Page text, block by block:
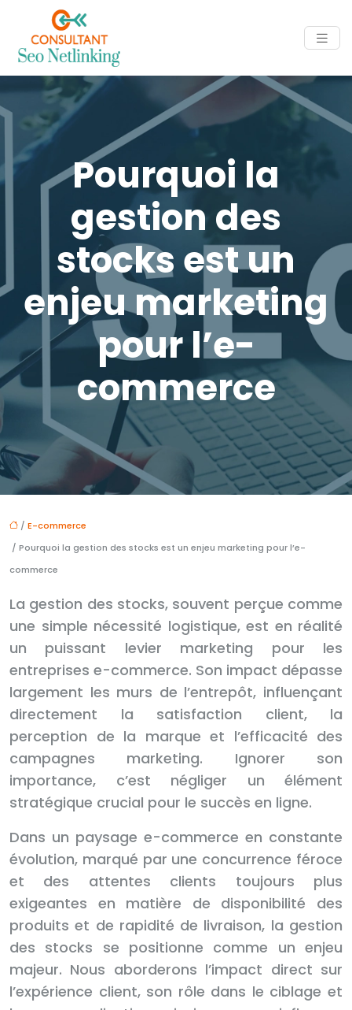
Pourquoi la
gestion des
stocks est un
enjeu marketing
pour l’e-
commerce
/ E-commerce
/ Pourquoi la gestion des stocks est un enjeu marketing pour l’e-
commerce
La gestion des stocks, souvent perçue comme
une simple nécessité logistique, est en réalité
un puissant levier marketing pour les
entreprises e-commerce. Son impact dépasse
largement les murs de l’entrepôt, influençant
directement la satisfaction client, la
perception de la marque et l’efficacité des
campagnes marketing. Ignorer son
importance, c’est négliger un élément
stratégique crucial pour le succès en ligne.
Dans un paysage e-commerce en constante
évolution, marqué par une concurrence féroce
et des attentes clients toujours plus
exigeantes en matière de disponibilité des
produits et de rapidité de livraison, la gestion
des stocks se positionne comme un enjeu
majeur. Nous aborderons l’impact direct sur
l’expérience client, son rôle dans le ciblage et